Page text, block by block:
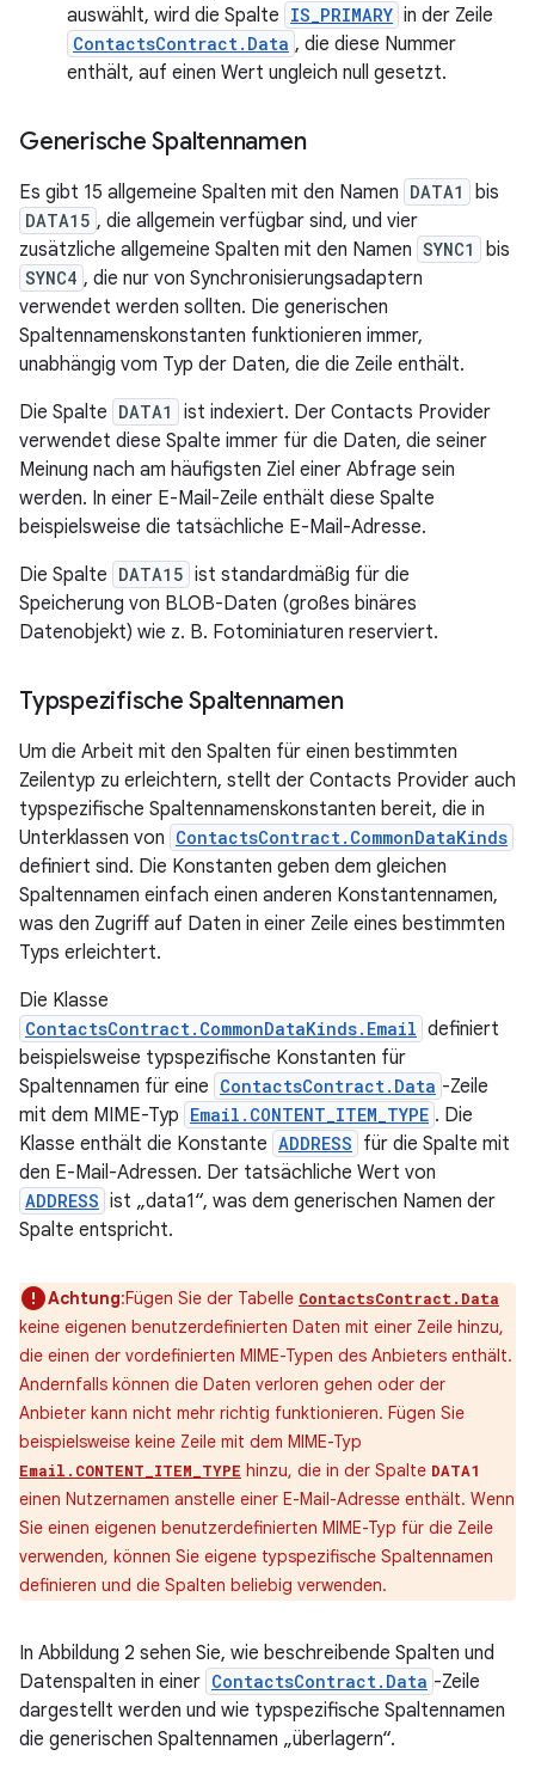
auswählt, wird die Spalte IS_PRIMARY in der Zeile
ContactsContract.Data , die diese Nummer
enthält, auf einen Wert ungleich null gesetzt.
Generische Spaltennamen
Es gibt 15 allgemeine Spalten mit den Namen DATA1 bis
DATA15 , die allgemein verfügbar sind, und vier
zusätzliche allgemeine Spalten mit den Namen SYNC1 bis
SYNC4 , die nur von Synchronisierungsadaptern
verwendet werden sollten. Die generischen
Spaltennamenskonstanten funktionieren immer,
unabhängig vom Typ der Daten, die die Zeile enthält.
Die Spalte DATA1
ist indexiert. Der Contacts Provider
verwendet diese Spalte immer für die Daten, die seiner
Meinung nach am häufigsten Ziel einer Abfrage sein
werden. In einer E-Mail-Zeile enthält diese Spalte
beispielsweise die tatsächliche E-Mail-Adresse.
Die Spalte DATA15 ist standardmäßig für die
Speicherung von BLOB-Daten (großes binäres
Datenobjekt) wie z. B. Fotominiaturen reserviert.
Typspezifische Spaltennamen
Um die Arbeit mit den Spalten für einen bestimmten
Zeilentyp zu erleichtern, stellt der Contacts Provider auch
typspezifische Spaltennamenskonstanten bereit, die in
Unterklassen von ContactsContract.CommonDataKinds
definiert sind. Die Konstanten geben dem gleichen
Spaltennamen einfach einen anderen Konstantennamen,
was den Zugriff auf Daten in einer Zeile eines bestimmten
Typs erleichtert.
Die Klasse
ContactsContract.CommonDataKinds.Email definiert
beispielsweise typspezifische Konstanten für
Spaltennamen für eine ContactsContract.Data -Zeile
mit dem MIME-Typ Email.CONTENT_ITEM_TYPE . Die
Klasse enthält die Konstante ADDRESS für die Spalte mit
den E-Mail-Adressen. Der tatsächliche Wert von
ADDRESS ist „data1“, was dem generischen Namen der
Spalte entspricht.
Achtung:Fügen Sie der Tabelle ContactsContract.Data
keine eigenen benutzerdefinierten Daten mit einer Zeile hinzu,
die einen der vordefinierten MIME-Typen des Anbieters enthält.
Andernfalls können die Daten verloren gehen oder der
Anbieter kann nicht mehr richtig funktionieren. Fügen Sie
beispielsweise keine Zeile mit dem MIME-Typ
Email.CONTENT_ITEM_TYPE hinzu, die in der Spalte DATA1
einen Nutzernamen anstelle einer E-Mail-Adresse enthält. Wenn
Sie einen eigenen benutzerdefinierten MIME-Typ für die Zeile
verwenden, können Sie eigene typspezifische Spaltennamen
definieren und die Spalten beliebig verwenden.
In Abbildung 2 sehen Sie, wie beschreibende Spalten und
Datenspalten in einer ContactsContract.Data -Zeile
dargestellt werden und wie typspezifische Spaltennamen
die generischen Spaltennamen „überlagern“.